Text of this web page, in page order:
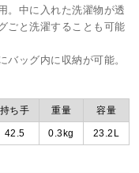
。中に入れた洗濯物が透
ごと洗濯することも可能
バッグ内に収納が可能。
持ち手 重量 容量
42.5 0.3kg 23.2L